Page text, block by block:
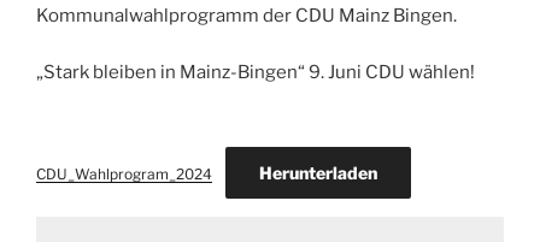
Kommunalwahlprogramm der CDU Mainz Bingen.
„Stark bleiben in Mainz-Bingen“ 9. Juni CDU wählen!
CDU_Wahlprogram_2024 Herunterladen